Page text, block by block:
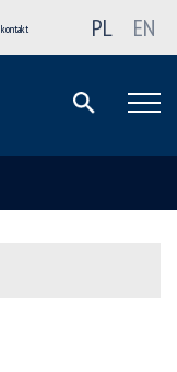
kontakt PL EN